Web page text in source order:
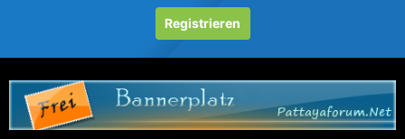
Registrieren